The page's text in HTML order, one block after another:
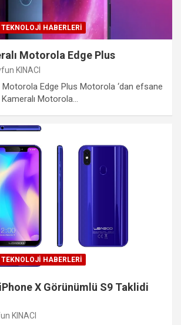
TEKNOLOJI HABERLERI
Motorola Edge Plus
KINACI
Motorola Edge Plus Motorola ‘dan efsane
Motorola…
TEKNOLOJI HABERLERI
X Görünümlü S9 Taklidi
KINACI